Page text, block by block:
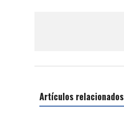
Artículos relacionados